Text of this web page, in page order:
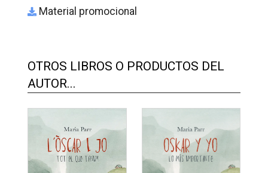
Material promocional
OTROS LIBROS O PRODUCTOS DEL
AUTOR...